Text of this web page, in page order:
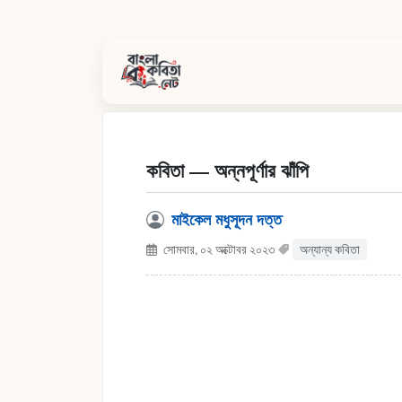
কবিতা — অন্নপূর্ণার ঝাঁপি
মাইকেল মধুসূদন দত্ত
সোমবার, ০২ অক্টোবর ২০২৩ অন্যান্য কবিতা